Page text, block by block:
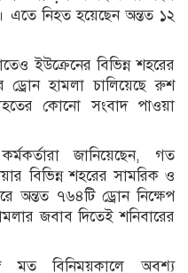
এতে নিহত হয়েছেন অন্তত ১২
ইউক্রেনের বিভিন্ন শহরের
ড্রোন হামলা চালিয়েছে রুশ
কোনো সংবাদ পাওয়া
কর্মকর্তারা জানিয়েছেন, গত
বিভিন্ন শহরের সামরিক ও
অন্তত ৭৬৪টি ড্রোন নিক্ষেপ
জবাব দিতেই শনিবারের
মত বিনিময়কালে অবশ্য